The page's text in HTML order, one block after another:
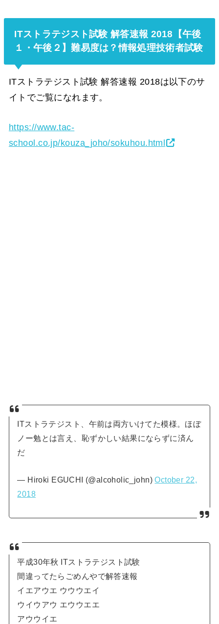
ITストラテジスト試験 解答速報 2018【午後
１・午後２】難易度は？情報処理技術者試験
ITストラテジスト試験 解答速報 2018は以下のサ
イトでご覧になれます。
https://www.tac-
school.co.jp/kouza_joho/sokuhou.html
ITストラテジスト、午前は両方いけてた模様。ほぼ
ノー勉とは言え、恥ずかしい結果にならずに済ん
だ
— Hiroki EGUCHI (@alcoholic_john)October 22,
2018
平成30年秋 ITストラテジスト試験
間違ってたらごめんやで解答速報
イエアウエ ウウウエイ
ウイウアウ エウウエエ
アウウイエ